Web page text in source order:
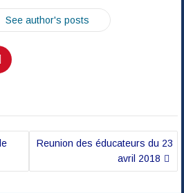
See author's posts
Reunion des éducateurs du 23
avril 2018